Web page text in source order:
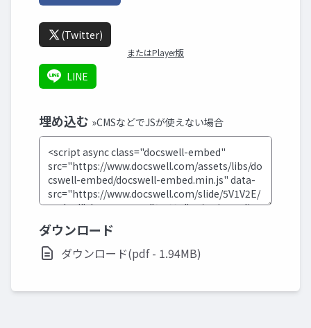
(Twitter)
またはPlayer版
LINE
埋め込む »CMSなどでJSが使えない場合
ダウンロード
ダウンロード(pdf - 1.94MB)